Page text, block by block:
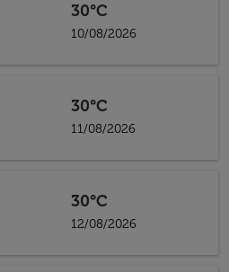
30°C
10/08/2026
30°C
11/08/2026
30°C
12/08/2026